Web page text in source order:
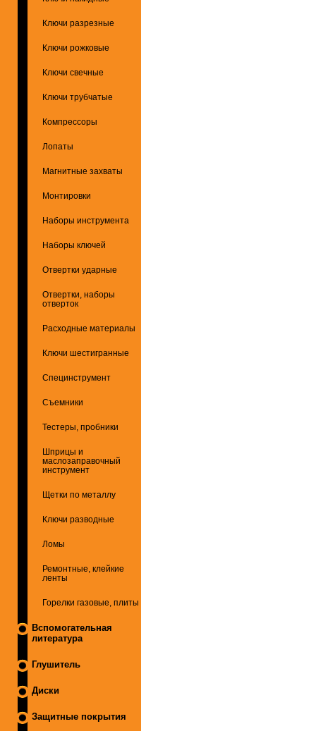
Ключи разрезные
Ключи рожковые
Ключи свечные
Ключи трубчатые
Компрессоры
Лопаты
Магнитные захваты
Монтировки
Наборы инструмента
Наборы ключей
Отвертки ударные
Отвертки, наборы
отверток
Расходные материалы
Ключи шестигранные
Специнструмент
Съемники
Тестеры, пробники
Шприцы и
маслозаправочный
инструмент
Щетки по металлу
Ключи разводные
Ломы
Ремонтные, клейкие
ленты
Горелки газовые, плиты
Вспомогательная
литература
Глушитель
Диски
Защитные покрытия